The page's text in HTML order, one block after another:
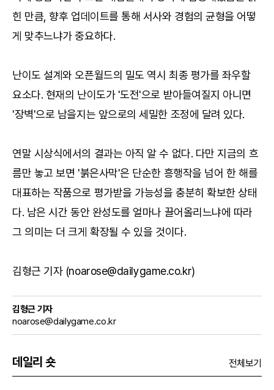
힌 만큼, 향후 업데이트를 통해 서사와 경험의 균형을 어떻
게 맞추느냐가 중요하다.
난이도 설계와 오픈월드의 밀도 역시 최종 평가를 좌우할
요소다. 현재의 난이도가 '도전'으로 받아들여질지 아니면
'장벽'으로 남을지는 앞으로의 세밀한 조정에 달려 있다.
연말 시상식에서의 결과는 아직 알 수 없다. 다만 지금의 흐
름만 놓고 보면 '붉은사막'은 단순한 흥행작을 넘어 한 해를
대표하는 작품으로 평가받을 가능성을 충분히 확보한 상태
다. 남은 시간 동안 완성도를 얼마나 끌어올리느냐에 따라
그 의미는 더 크게 확장될 수 있을 것이다.
김형근 기자 (noarose@dailygame.co.kr)
김형근 기자
noarose@dailygame.co.kr
데일리 숏 전체보기